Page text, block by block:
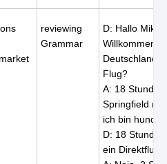
reviewing
Grammar
D: Hallo Mike!
Willkommen in
Deutschland!
Flug?
A: 18
Springfield
ich bin
D: 18
ein